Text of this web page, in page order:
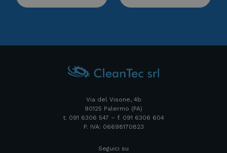
Via del Visone, 4b
90125 Palermo (PA)
t. 091 6306 547 – f. 091 6306 604
P. IVA: 06698170823
Seguici su